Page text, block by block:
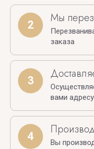
2 Мы
заказа
3
вами адресу
4
Вы